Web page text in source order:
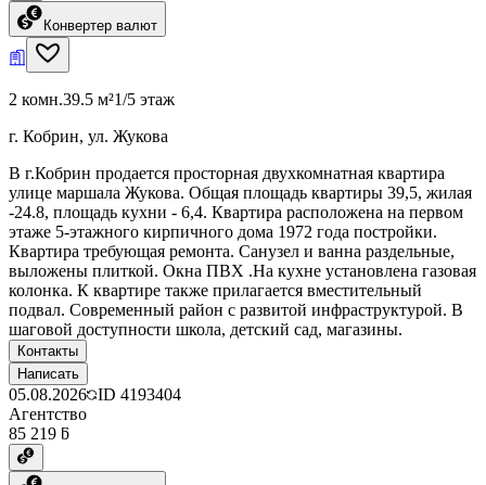
Конвертер валют
2 комн.39.5 м²1/5 этаж
г. Кобрин, ул. Жукова
В г.Кобрин продается просторная двухкомнатная квартира
улице маршала Жукова. Общая площадь квартиры 39,5, жилая
-24.8, площадь кухни - 6,4. Квартира расположена на первом
этаже 5-этажного кирпичного дома 1972 года постройки.
Квартира требующая ремонта. Санузел и ванна раздельные,
выложены плиткой. Окна ПВХ .На кухне установлена газовая
колонка. К квартире также прилагается вместительный
подвал. Современный район с развитой инфраструктурой. В
шаговой доступности школа, детский сад, магазины.
Контакты
Написать
05.08.2026 ID 4193404
Агентство
85 219 ƃ